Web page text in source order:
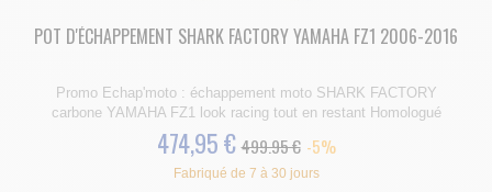
POT D'ÉCHAPPEMENT SHARK FACTORY YAMAHA FZ1 2006-2016
Promo Echap'moto : échappement moto SHARK FACTORY
carbone YAMAHA FZ1 look racing tout en restant Homologué
474,95 € 499.95 € -5%
Fabriqué de 7 à 30 jours